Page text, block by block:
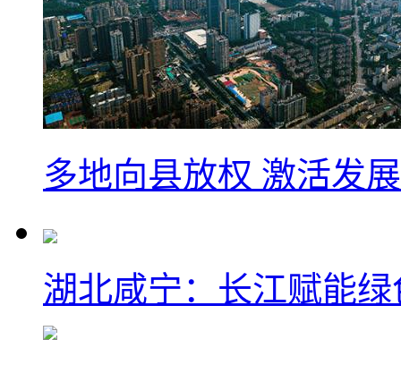
多地向县放权 激活发
湖北咸宁：长江赋能